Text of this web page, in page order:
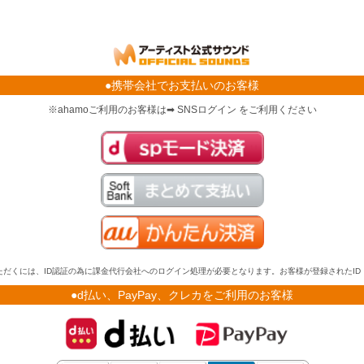
●携帯会社でお支払いのお客様
※ahamoご利用のお客様は➡ SNSログイン をご利用ください
くには、ID認証の為に課金代行会社へのログイン処理が必要となります。お客様が登録されたID
●d払い、PayPay、クレカをご利用のお客様